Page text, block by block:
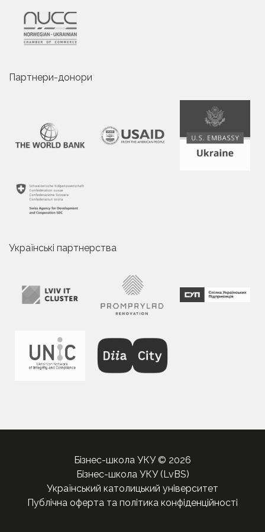
Партнери-донори
Українські партнерства
Бізнес-школа УКУ © 2026
Бізнес-школа УКУ (LvBS)
Український католицький університет
Публічна оферта та політика конфіденційності